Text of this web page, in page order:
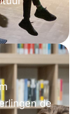
de